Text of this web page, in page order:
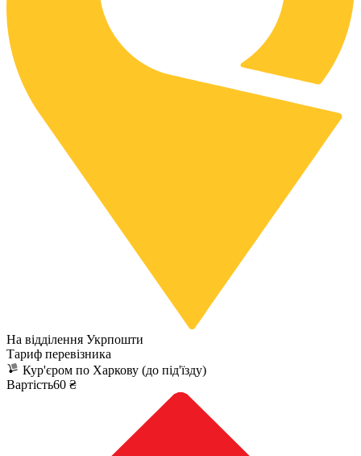
На відділення Укрпошти
Тариф перевізника
Кур'єром по Харкову (до під'їзду)
Вартість60 ₴